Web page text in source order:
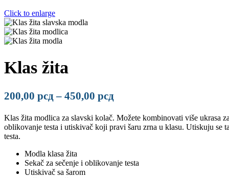
Click to enlarge
Klas žita
200,00 рсд – 450,00 рсд
od
200,00 рсд
450,00 рсд
Klas žita modlica za slavski kolač. Možete kombinovati više ukrasa
oblikovanje testa i utiskivač koji pravi šaru zrna u klasu. Utiskuju se
testa.
Modla klasa žita
Sekač za sečenje i oblikovanje testa
Utiskivač sa šarom